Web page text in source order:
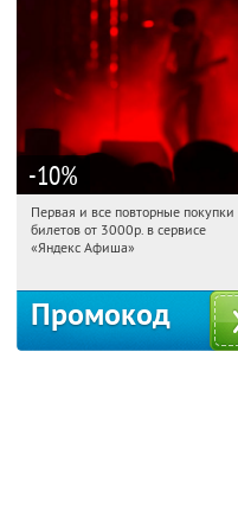
-10%
20:40:56 Получили:
Россия
Первая и все повторные покупки
билетов от 3000р. в сервисе
«Яндекс Афиша»
Промокод